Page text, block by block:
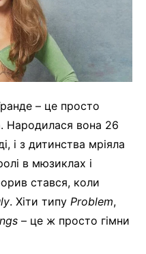
– це просто
Народилася вона 26
і з дитинства мріяла
в мюзиклах і
стався, коли
. Хіти типу Problem,
– це ж просто гімни